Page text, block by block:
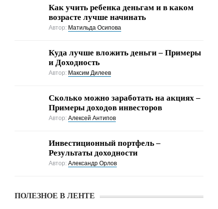
Как учить ребенка деньгам и в каком
возрасте лучше начинать
Автор: Матильда Осипова
Куда лучше вложить деньги – Примеры
и Доходность
Автор: Максим Дилеев
Cколько можно заработать на акциях –
Примеры доходов инвесторов
Автор:Алексей Антипов
Инвестиционный портфель –
Результаты доходности
Автор:Александр Орлов
ПОЛЕЗНОЕ В ЛЕНТЕ